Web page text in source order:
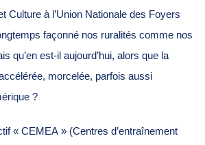
Culture à l’Union Nationale des Foyers
façonné nos ruralités comme nos
qu’en est-il aujourd’hui, alors que la
morcelée, parfois aussi
?
« CEMEA » (Centres d’entraînement